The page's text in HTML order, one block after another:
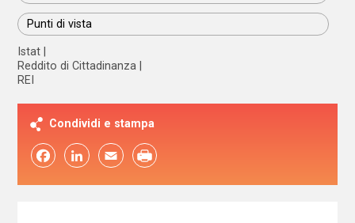
Punti di vista
Istat
Reddito di Cittadinanza
REI
Condividi e stampa
FacebookLinkedIn Email